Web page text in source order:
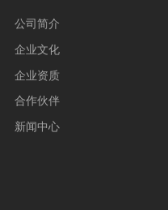
公司简介
企业文化
企业资质
合作伙伴
新闻中心